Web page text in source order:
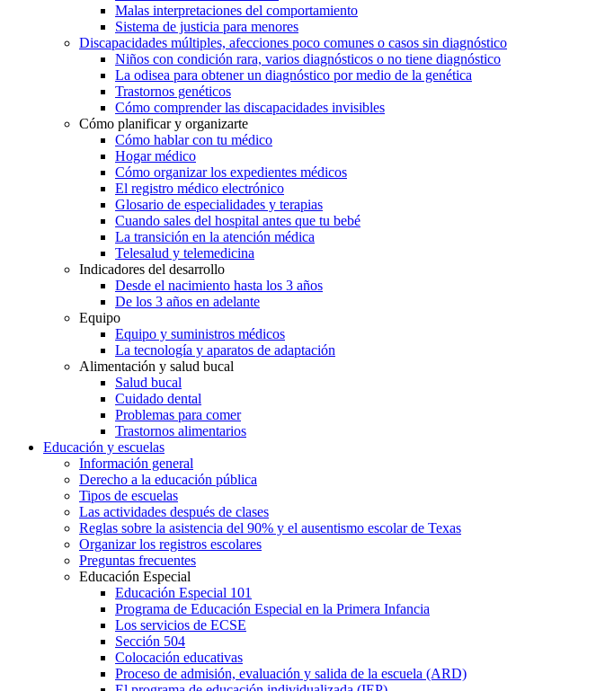
Malas interpretaciones del comportamiento
Sistema de justicia para menores
Discapacidades múltiples, afecciones poco comunes o casos sin diagnóstico
Niños con condición rara, varios diagnósticos o no tiene diagnóstico
La odisea para obtener un diagnóstico por medio de la genética
Trastornos genéticos
Cómo comprender las discapacidades invisibles
Cómo planificar y organizarte
Cómo hablar con tu médico
Hogar médico
Cómo organizar los expedientes médicos
El registro médico electrónico
Glosario de especialidades y terapias
Cuando sales del hospital antes que tu bebé
La transición en la atención médica
Telesalud y telemedicina
Indicadores del desarrollo
Desde el nacimiento hasta los 3 años
De los 3 años en adelante
Equipo
Equipo y suministros médicos
La tecnología y aparatos de adaptación
Alimentación y salud bucal
Salud bucal
Cuidado dental
Problemas para comer
Trastornos alimentarios
Educación y escuelas
Información general
Derecho a la educación pública
Tipos de escuelas
Las actividades después de clases
Reglas sobre la asistencia del 90% y el ausentismo escolar de Texas
Organizar los registros escolares
Preguntas frecuentes
Educación Especial
Educación Especial 101
Programa de Educación Especial en la Primera Infancia
Los servicios de ECSE
Sección 504
Colocación educativas
Proceso de admisión, evaluación y salida de la escuela (ARD)